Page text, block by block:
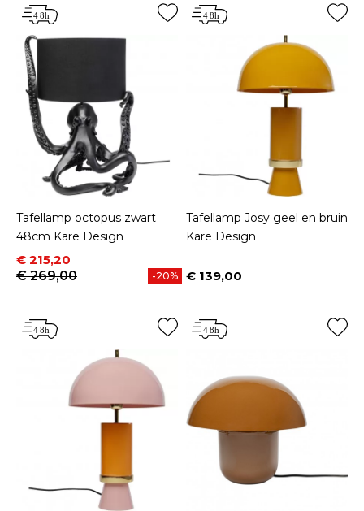
Tafellamp octopus zwart
48cm Kare Design
Prijs
€ 215,20
Normale prijs
€ 269,00
-20%
Tafellamp Josy geel en bruin
Kare Design
Prijs
€ 139,00